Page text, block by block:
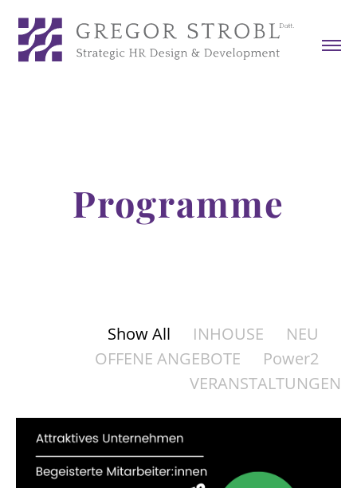
Warning: The magic method
InvisibleReCaptcha\MchLib\Plugin\MchBasePublicPl
Programme
Show All INHOUSE
NEU
OFFENE ANGEBOTE
Power2
VERANSTALTUNGEN